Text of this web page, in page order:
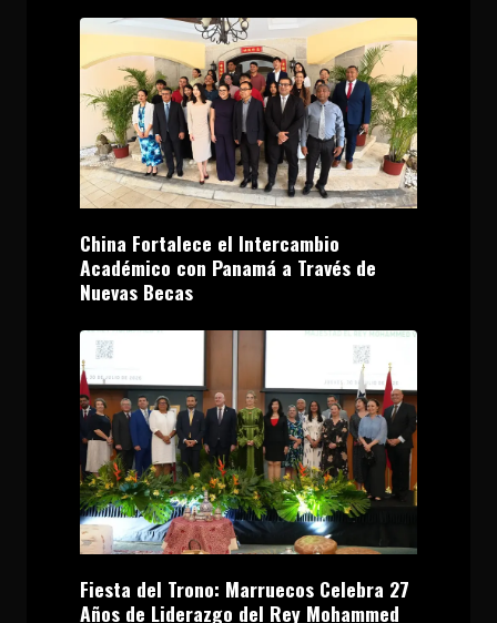
China Fortalece el Intercambio
Académico con Panamá a Través de
Nuevas Becas
Fiesta del Trono: Marruecos Celebra 27
Años de Liderazgo del Rey Mohammed